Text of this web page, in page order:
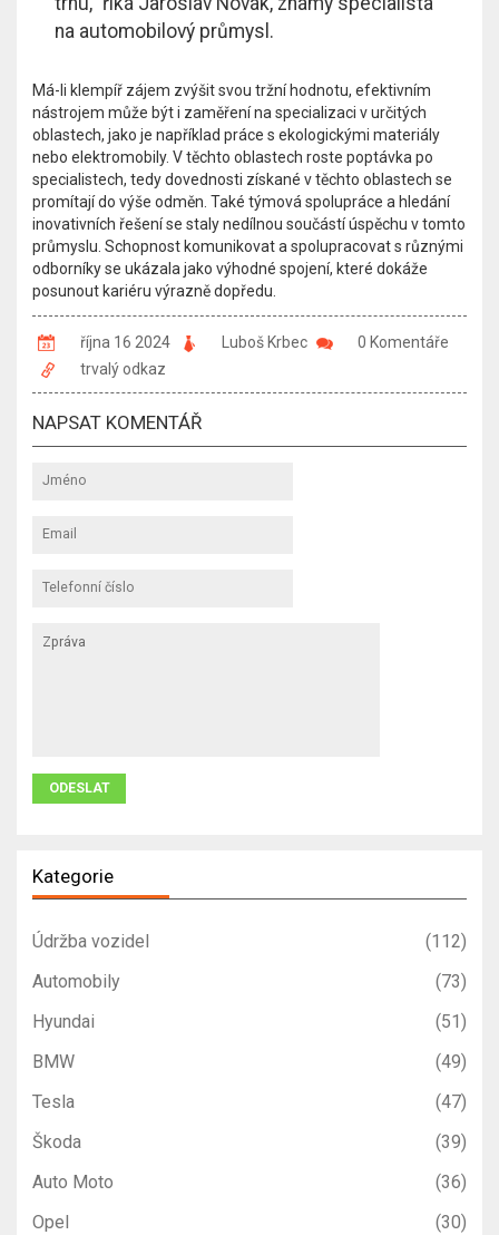
na automobilový průmysl.
Má-li klempíř zájem zvýšit svou tržní hodnotu, efektivním
nástrojem může být i zaměření na specializaci v určitých
oblastech, jako je například práce s ekologickými materiály
nebo elektromobily. V těchto oblastech roste poptávka po
specialistech, tedy dovednosti získané v těchto oblastech se
promítají do výše odměn. Také týmová spolupráce a hledání
inovativních řešení se staly nedílnou součástí úspěchu v tomto
průmyslu. Schopnost komunikovat a spolupracovat s různými
odborníky se ukázala jako výhodné spojení, které dokáže
posunout kariéru výrazně dopředu.
října 16 2024 Luboš Krbec
0 Komentáře
trvalý odkaz
NAPSAT KOMENTÁŘ
Kategorie
Údržba vozidel
(112)
Automobily
(73)
Hyundai
(51)
BMW
(49)
Tesla
(47)
Škoda
(39)
Auto Moto
(36)
Opel
(30)